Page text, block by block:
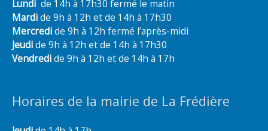
Lundi de 14h à 17h30 fermé le matin
Mardide 9h à 12h et de 14h à 17h30
Mercredide 9h à 12h fermé l’après-midi
Jeudide 9h à 12h et de 14h à 17h30
Vendredide 9h à 12h et de 14h à 17h
Horaires de la mairie de La Frédière